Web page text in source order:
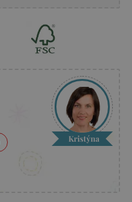
Kristýna